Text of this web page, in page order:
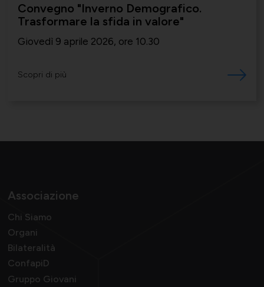
Convegno "Inverno Demografico.
Trasformare la sfida in valore"
Giovedì 9 aprile 2026, ore 10.30
Scopri di più
Associazione
Chi Siamo
Organi
Bilateralità
ConfapiD
Gruppo Giovani